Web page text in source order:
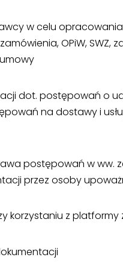
w celu
OPiW, SWZ,
dot. postępowań o
na dostawy i
postępowań w ww.
przez osoby
korzystaniu z platformy